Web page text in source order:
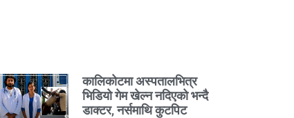
कालिकोटमा अस्पतालभित्र
भिडियो गेम खेल्न नदिएको भन्दै
डाक्टर, नर्समाथि कुटपिट